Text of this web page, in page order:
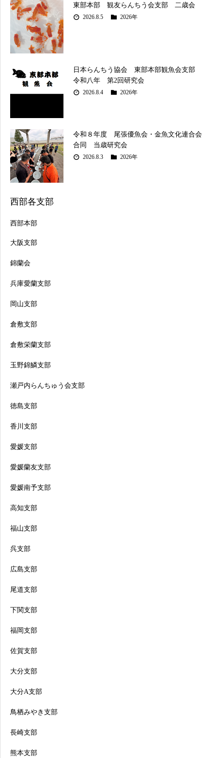
東部本部 観友らんちう会支部 二歳会
2026.8.5 2026年
日本らんちう協会 東部本部観魚会支部
令和八年 第2回研究会
2026.8.4 2026年
令和８年度 尾張優魚会・金魚文化連合会
合同 当歳研究会
2026.8.3 2026年
西部各支部
西部本部
大阪支部
錦蘭会
兵庫愛蘭支部
岡山支部
倉敷支部
倉敷栄蘭支部
玉野錦鱗支部
瀬戸内らんちゅう会支部
徳島支部
香川支部
愛媛支部
愛媛蘭友支部
愛媛南予支部
高知支部
福山支部
呉支部
広島支部
尾道支部
下関支部
福岡支部
佐賀支部
大分支部
大分A支部
鳥栖みやき支部
長崎支部
熊本支部